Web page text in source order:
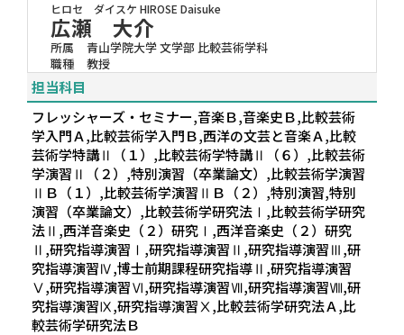
ヒロセ ダイスケ HIROSE Daisuke
広瀬 大介
所属
青山学院大学 文学部 比較芸術学科
職種
教授
担当科目
フレッシャーズ・セミナー,音楽Ｂ,音楽史Ｂ,比較芸術
学入門Ａ,比較芸術学入門Ｂ,西洋の文芸と音楽Ａ,比較
芸術学特講Ⅱ（１）,比較芸術学特講Ⅱ（６）,比較芸術
学演習Ⅱ（２）,特別演習（卒業論文）,比較芸術学演習
ⅡＢ（１）,比較芸術学演習ⅡＢ（２）,特別演習,特別
演習（卒業論文）,比較芸術学研究法Ⅰ,比較芸術学研究
法Ⅱ,西洋音楽史（２）研究Ⅰ,西洋音楽史（２）研究
Ⅱ,研究指導演習Ⅰ,研究指導演習Ⅱ,研究指導演習Ⅲ,研
究指導演習Ⅳ,博士前期課程研究指導Ⅱ,研究指導演習
Ⅴ,研究指導演習Ⅵ,研究指導演習Ⅶ,研究指導演習Ⅷ,研
究指導演習Ⅸ,研究指導演習Ⅹ,比較芸術学研究法Ａ,比
較芸術学研究法Ｂ